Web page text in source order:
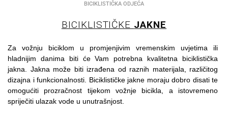
BICIKLISTIČKA ODJEĆA
BICIKLISTIČKE JAKNE
Za vožnju biciklom u promjenjivim vremenskim uvjetima ili
hladnijim danima biti će Vam potrebna kvalitetna biciklistička
jakna. Jakna može biti izrađena od raznih materijala, različitog
dizajna i funkcionalnosti. Biciklističke jakne moraju dobro disati te
omogućiti prozračnost tijekom vožnje bicikla, a istovremeno
spriječiti ulazak vode u unutrašnjost.